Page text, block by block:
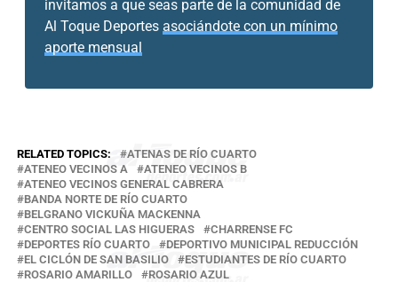
invitamos a que seas parte de la comunidad de
Al Toque Deportes asociándote con un mínimo
aporte mensual
RELATED TOPICS:
ATENAS DE RÍO CUARTO
ATENEO VECINOS A
ATENEO VECINOS B
ATENEO VECINOS GENERAL CABRERA
BANDA NORTE DE RÍO CUARTO
BELGRANO VICKUÑA MACKENNA
CENTRO SOCIAL LAS HIGUERAS
CHARRENSE FC
DEPORTES RÍO CUARTO
DEPORTIVO MUNICIPAL REDUCCIÓN
EL CICLÓN DE SAN BASILIO
ESTUDIANTES DE RÍO CUARTO
ROSARIO AMARILLO
ROSARIO AZUL